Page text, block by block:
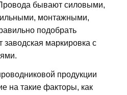
бывают силовыми,
монтажными,
подобрать
заводская маркировка с
продукции
на такие факторы, как